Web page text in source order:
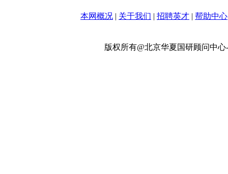
本网概况 | 关于我们 | 招聘英才 | 帮助中心
版权所有@北京华夏国研顾问中心